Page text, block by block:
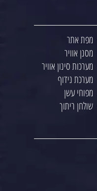
מפת אתר
מסנן אוויר
מערכות סינון אוויר
מערכת נידוף
מפוחי עשן
שולחן ריתוך